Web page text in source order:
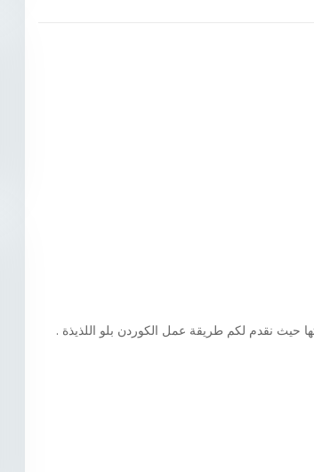
حيث نقدم لكم طريقة عمل الكوردن بلو اللذيذة .